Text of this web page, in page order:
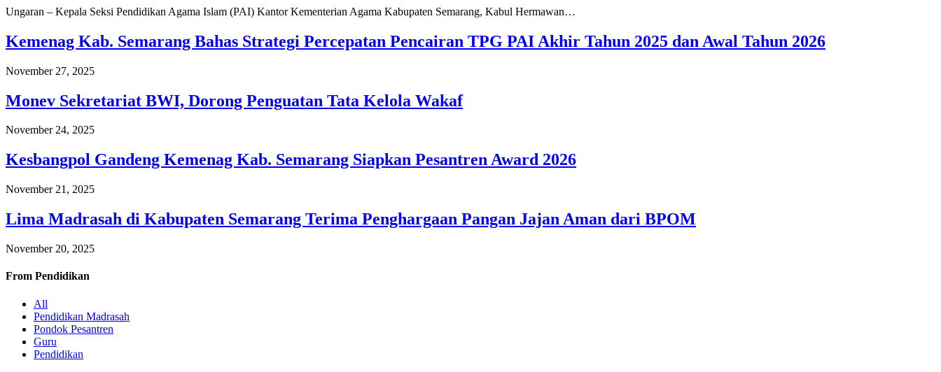
Ungaran – Kepala Seksi Pendidikan Agama Islam (PAI) Kantor Kementerian Agama Kabupaten Semarang, Kabul Hermawan…
Kemenag Kab. Semarang Bahas Strategi Percepatan Pencairan TPG PAI Akhir Tahun 2025 dan Awal Tahun 2026
November 27, 2025
Monev Sekretariat BWI, Dorong Penguatan Tata Kelola Wakaf
November 24, 2025
Kesbangpol Gandeng Kemenag Kab. Semarang Siapkan Pesantren Award 2026
November 21, 2025
Lima Madrasah di Kabupaten Semarang Terima Penghargaan Pangan Jajan Aman dari BPOM
November 20, 2025
From Pendidikan
All
Pendidikan Madrasah
Pondok Pesantren
Guru
Pendidikan